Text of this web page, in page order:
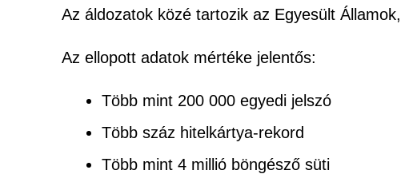
Az áldozatok közé tartozik az Egyesült
Az ellopott adatok mértéke jelentős:
Több mint 200 000 egyedi jelszó
Több száz hitelkártya-rekord
Több mint 4 millió böngésző süti